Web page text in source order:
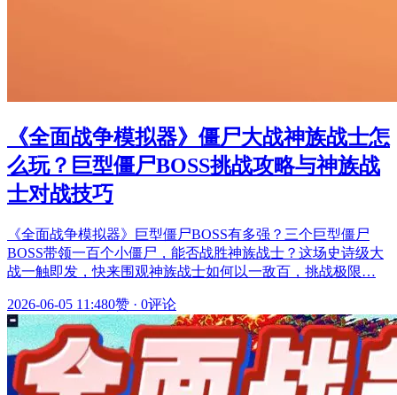
《全面战争模拟器》僵尸大战神族战士怎
么玩？巨型僵尸BOSS挑战攻略与神族战
士对战技巧
《全面战争模拟器》巨型僵尸BOSS有多强？三个巨型僵尸
BOSS带领一百个小僵尸，能否战胜神族战士？这场史诗级大
战一触即发，快来围观神族战士如何以一敌百，挑战极限…
2026-06-05 11:480赞 · 0评论